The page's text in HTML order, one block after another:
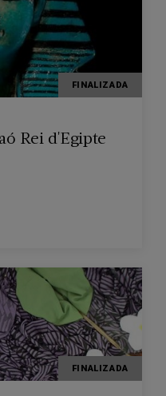
FINALIZADA
Rei d'Egipte
FINALIZADA